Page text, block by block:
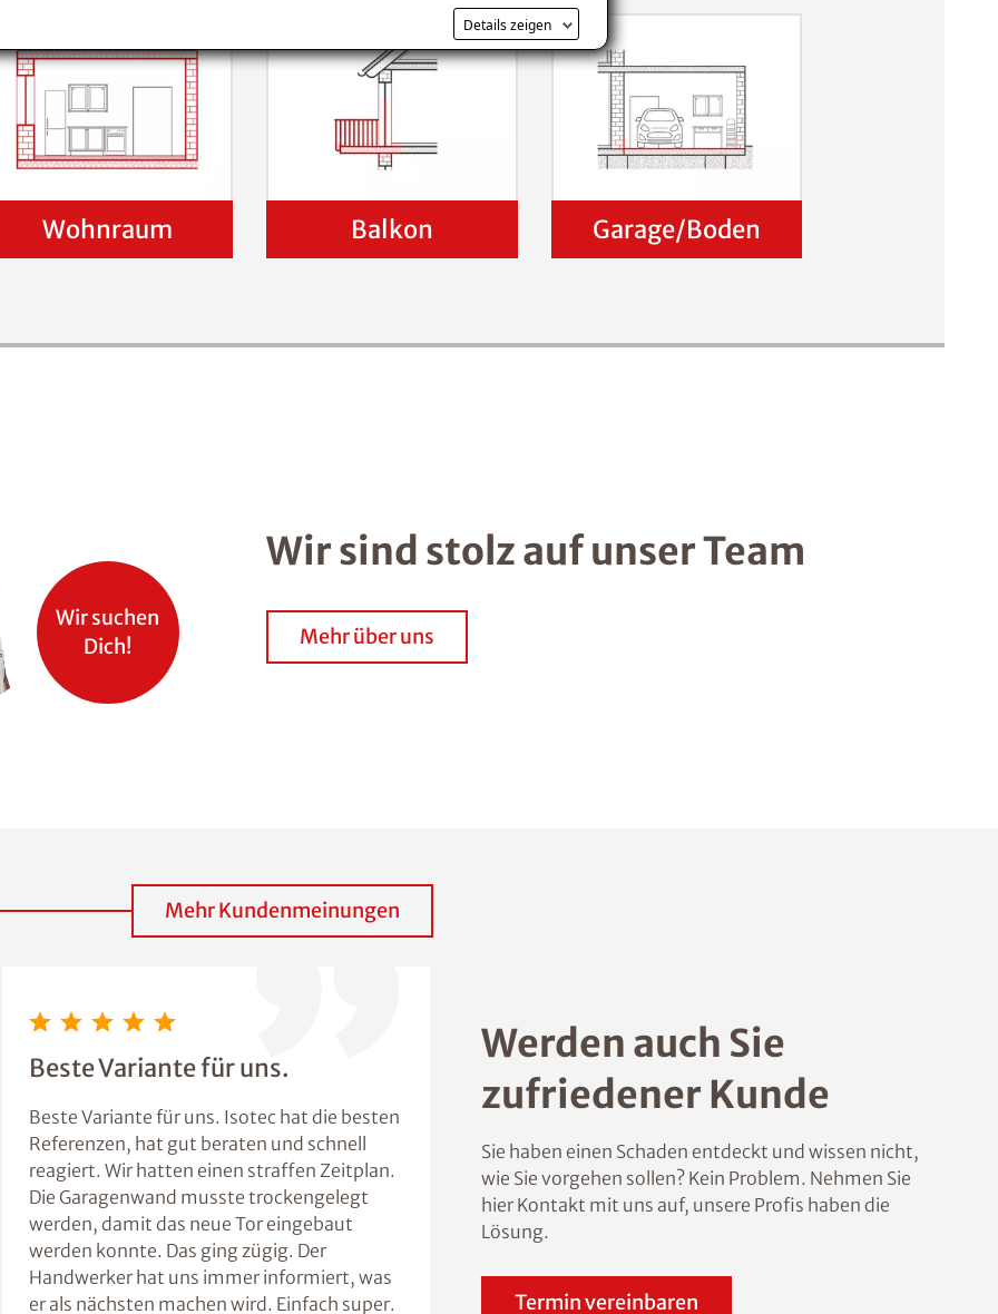
Details zeigen
Wohnraum Balkon Garage/Boden
Wir sind stolz auf unser Team
Mehr über uns
Wir suchen
Dich!
Mehr Kundenmeinungen
Beste Variante für uns.
Beste Variante für uns. Isotec hat die besten
Referenzen, hat gut beraten und schnell
reagiert. Wir hatten einen straffen Zeitplan.
Die Garagenwand musste trockengelegt
werden, damit das neue Tor eingebaut
werden konnte. Das ging zügig. Der
Handwerker hat uns immer informiert, was
er als nächsten machen wird. Einfach super.
Werden auch Sie
zufriedener Kunde
Sie haben einen Schaden entdeckt und wissen nicht,
wie Sie vorgehen sollen? Kein Problem. Nehmen Sie
hier Kontakt mit uns auf, unsere Profis haben die
Lösung.
Termin vereinbaren